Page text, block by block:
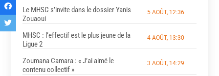
Le MHSC s’invite dans le dossier Yanis
Zouaoui
5 AOÛT, 12:36
MHSC : l’effectif est le plus jeune de la
Ligue 2
4 AOÛT, 13:30
Zoumana Camara : « J’ai aimé le
contenu collectif »
3 AOÛT, 14:29